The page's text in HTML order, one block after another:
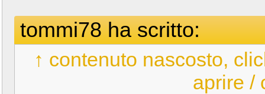
tommi78 ha scritto:
↑ contenuto nascosto,
aprire /